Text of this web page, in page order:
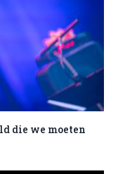
die we moeten